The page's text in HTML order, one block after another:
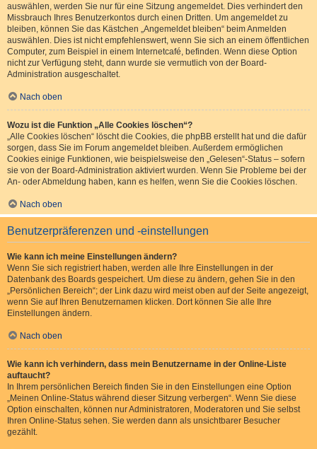
auswählen, werden Sie nur für eine Sitzung angemeldet. Dies verhindert den
Missbrauch Ihres Benutzerkontos durch einen Dritten. Um angemeldet zu
bleiben, können Sie das Kästchen „Angemeldet bleiben“ beim Anmelden
auswählen. Dies ist nicht empfehlenswert, wenn Sie sich an einem öffentlichen
Computer, zum Beispiel in einem Internetcafé, befinden. Wenn diese Option
nicht zur Verfügung steht, dann wurde sie vermutlich von der Board-
Administration ausgeschaltet.
Nach oben
Wozu ist die Funktion „Alle Cookies löschen“?
„Alle Cookies löschen“ löscht die Cookies, die phpBB erstellt hat und die dafür
sorgen, dass Sie im Forum angemeldet bleiben. Außerdem ermöglichen
Cookies einige Funktionen, wie beispielsweise den „Gelesen“-Status – sofern
sie von der Board-Administration aktiviert wurden. Wenn Sie Probleme bei der
An- oder Abmeldung haben, kann es helfen, wenn Sie die Cookies löschen.
Nach oben
Benutzerpräferenzen und -einstellungen
Wie kann ich meine Einstellungen ändern?
Wenn Sie sich registriert haben, werden alle Ihre Einstellungen in der
Datenbank des Boards gespeichert. Um diese zu ändern, gehen Sie in den
„Persönlichen Bereich“; der Link dazu wird meist oben auf der Seite angezeigt,
wenn Sie auf Ihren Benutzernamen klicken. Dort können Sie alle Ihre
Einstellungen ändern.
Nach oben
Wie kann ich verhindern, dass mein Benutzername in der Online-Liste
auftaucht?
In Ihrem persönlichen Bereich finden Sie in den Einstellungen eine Option
„Meinen Online-Status während dieser Sitzung verbergen“. Wenn Sie diese
Option einschalten, können nur Administratoren, Moderatoren und Sie selbst
Ihren Online-Status sehen. Sie werden dann als unsichtbarer Besucher
gezählt.